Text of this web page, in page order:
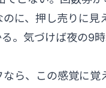
に、押し売りに見
。気づけば夜の9
ら、この感覚に覚